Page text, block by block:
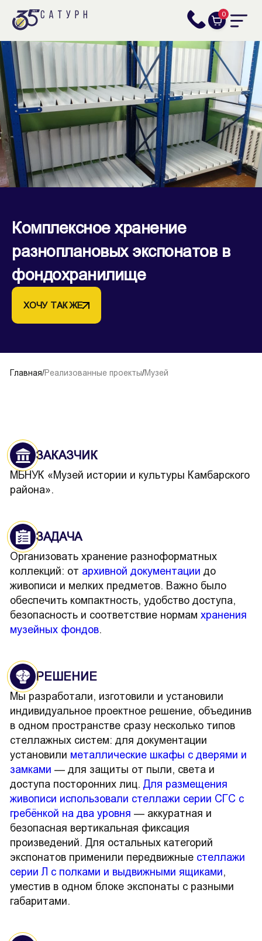
0
Комплексное хранение
разноплановых экспонатов в
фондохранилище
ХОЧУ ТАК ЖЕ
Главная/Реализованные проекты/Музей
ЗАКАЗЧИК
МБНУК «Музей истории и культуры Камбарского
района».
ЗАДАЧА
Организовать хранение разноформатных
коллекций: от архивной документации до
живописи и мелких предметов. Важно было
обеспечить компактность, удобство доступа,
безопасность и соответствие нормам хранения
музейных фондов.
РЕШЕНИЕ
Мы разработали, изготовили и установили
индивидуальное проектное решение, объединив
в одном пространстве сразу несколько типов
стеллажных систем: для документации
установили металлические шкафы с дверями и
замками — для защиты от пыли, света и
доступа посторонних лиц. Для размещения
живописи использовали стеллажи серии СГС с
гребёнкой на два уровня — аккуратная и
безопасная вертикальная фиксация
произведений. Для остальных категорий
экспонатов применили передвижные стеллажи
серии Л с полками и выдвижными ящиками,
уместив в одном блоке экспонаты с разными
габаритами.